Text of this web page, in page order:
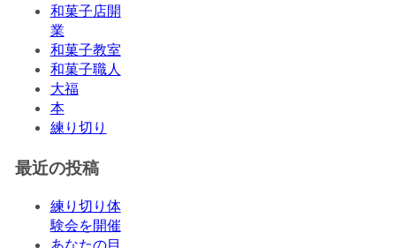
和菓子店開
業
和菓子教室
和菓子職人
大福
本
練り切り
最近の投稿
練り切り体
験会を開催
あなたの目